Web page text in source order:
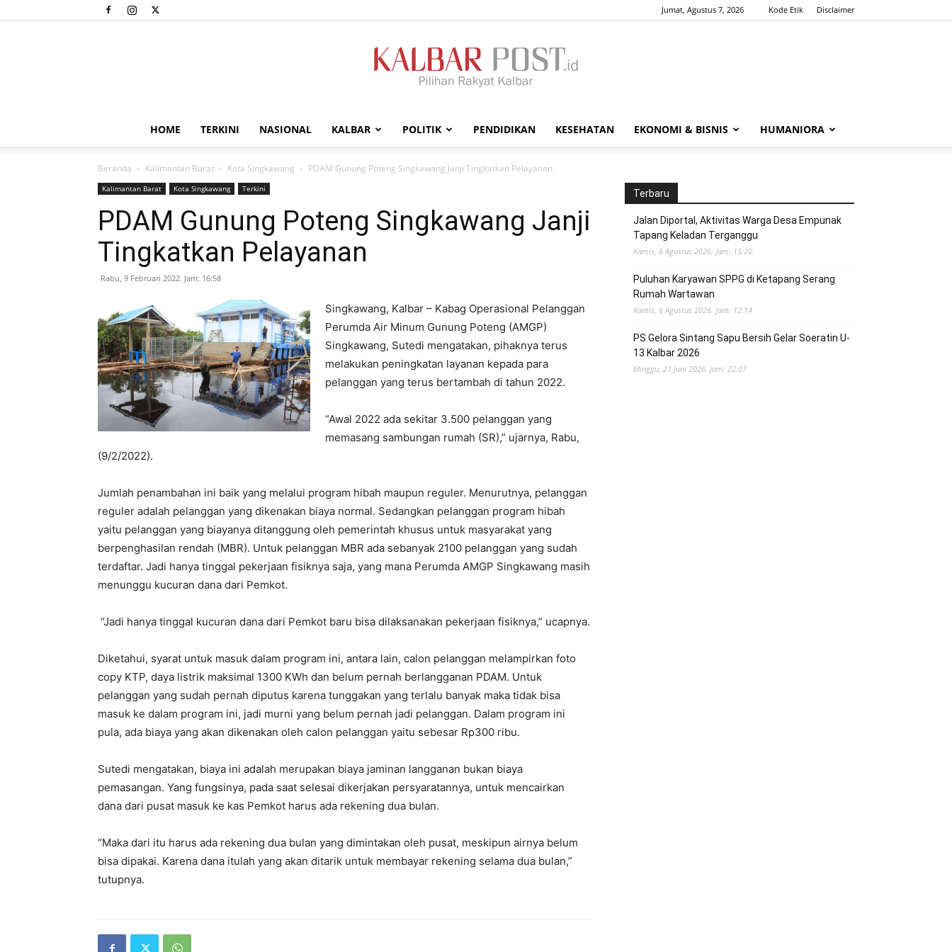
Jumat, Agustus 7, 2026 Kode Etik Disclaimer
HOME TERKINI NASIONAL KALBAR POLITIK PENDIDIKAN KESEHATAN EKONOMI & BISNIS HUMANIORA
Beranda Kalimantan Barat Kota Singkawang PDAM Gunung Poteng Singkawang Janji Tingkatkan Pelayanan
Kalimantan Barat Kota Singkawang Terkini
PDAM Gunung Poteng Singkawang Janji
Tingkatkan Pelayanan
Rabu, 9 Februari 2022. Jam: 16:58
Singkawang, Kalbar – Kabag Operasional Pelanggan
Perumda Air Minum Gunung Poteng (AMGP)
Singkawang, Sutedi mengatakan, pihaknya terus
melakukan peningkatan layanan kepada para
pelanggan yang terus bertambah di tahun 2022.
“Awal 2022 ada sekitar 3.500 pelanggan yang
memasang sambungan rumah (SR),” ujarnya, Rabu,
(9/2/2022).
Jumlah penambahan ini baik yang melalui program hibah maupun reguler. Menurutnya, pelanggan
reguler adalah pelanggan yang dikenakan biaya normal. Sedangkan pelanggan program hibah
yaitu pelanggan yang biayanya ditanggung oleh pemerintah khusus untuk masyarakat yang
berpenghasilan rendah (MBR). Untuk pelanggan MBR ada sebanyak 2100 pelanggan yang sudah
terdaftar. Jadi hanya tinggal pekerjaan fisiknya saja, yang mana Perumda AMGP Singkawang masih
menunggu kucuran dana dari Pemkot.
“Jadi hanya tinggal kucuran dana dari Pemkot baru bisa dilaksanakan pekerjaan fisiknya,” ucapnya.
Diketahui, syarat untuk masuk dalam program ini, antara lain, calon pelanggan melampirkan foto
copy KTP, daya listrik maksimal 1300 KWh dan belum pernah berlangganan PDAM. Untuk
pelanggan yang sudah pernah diputus karena tunggakan yang terlalu banyak maka tidak bisa
masuk ke dalam program ini, jadi murni yang belum pernah jadi pelanggan. Dalam program ini
pula, ada biaya yang akan dikenakan oleh calon pelanggan yaitu sebesar Rp300 ribu.
Sutedi mengatakan, biaya ini adalah merupakan biaya jaminan langganan bukan biaya
pemasangan. Yang fungsinya, pada saat selesai dikerjakan persyaratannya, untuk mencairkan
dana dari pusat masuk ke kas Pemkot harus ada rekening dua bulan.
“Maka dari itu harus ada rekening dua bulan yang dimintakan oleh pusat, meskipun airnya belum
bisa dipakai. Karena dana itulah yang akan ditarik untuk membayar rekening selama dua bulan,”
tutupnya.
Terbaru
Jalan Diportal, Aktivitas Warga Desa Empunak
Tapang Keladan Terganggu
Kamis, 6 Agustus 2026. Jam: 15:20
Puluhan Karyawan SPPG di Ketapang Serang
Rumah Wartawan
Kamis, 6 Agustus 2026. Jam: 12:14
PS Gelora Sintang Sapu Bersih Gelar Soeratin U-
13 Kalbar 2026
Minggu, 21 Juni 2026. Jam: 22:07